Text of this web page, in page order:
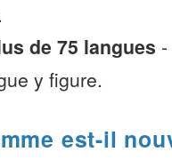
de 75 langues -
y figure.
est-il